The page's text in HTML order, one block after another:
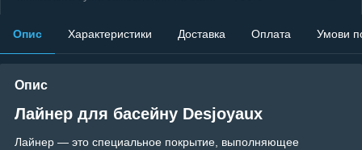
Опис Характеристики Доставка Оплата Умови
Опис
Лайнер для басейну Desjoyaux
Лайнер ― это специальное покрытие, выполняющее